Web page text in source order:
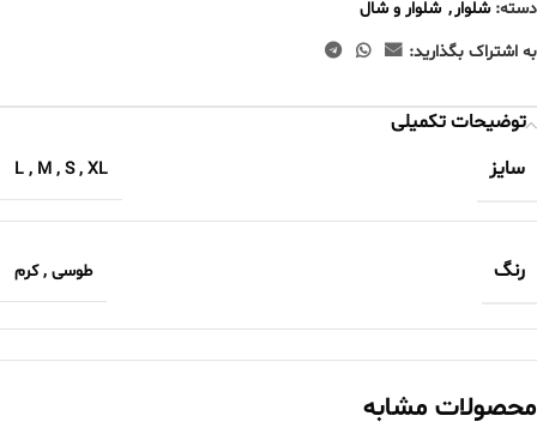
دسته: شلوار, شلوار و شال
به اشتراک بگذارید:
توضیحات تکمیلی
سایز
L , M , S , XL
رنگ طوسی ,کرم
محصولات مشابه